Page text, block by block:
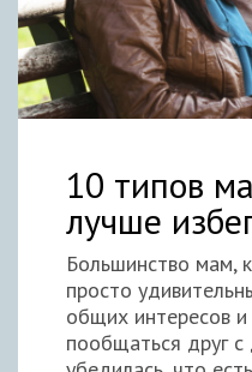
10 типов
лучше
Большинство мам,
просто
общих интересов
пообщаться друг